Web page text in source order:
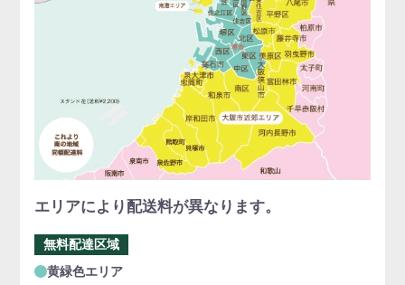
エリアにより配送料が異なります。
無料配達区域
黄緑色エリア